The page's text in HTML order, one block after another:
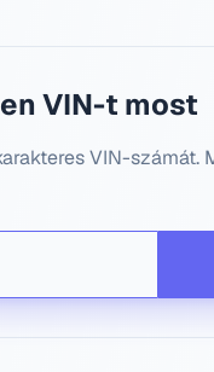
VIN-t most
VIN-